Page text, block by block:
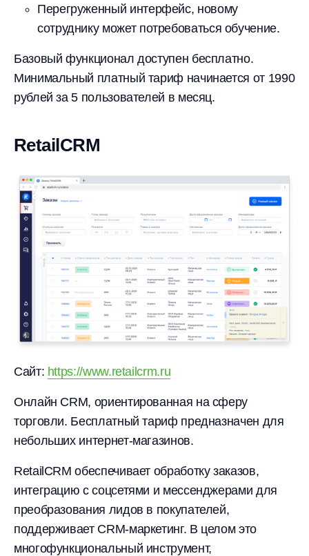
Перегруженный интерфейс, новому
сотруднику может потребоваться обучение.
Базовый функционал доступен бесплатно.
Минимальный платный тариф начинается от 1990
рублей за 5 пользователей в месяц.
RetailCRM
Сайт: https://www.retailcrm.ru
Онлайн CRM, ориентированная на сферу
торговли. Бесплатный тариф предназначен для
небольших интернет-магазинов.
RetailCRM обеспечивает обработку заказов,
интеграцию с соцсетями и мессенджерами для
преобразования лидов в покупателей,
поддерживает CRM-маркетинг. В целом это
многофункциональный инструмент,